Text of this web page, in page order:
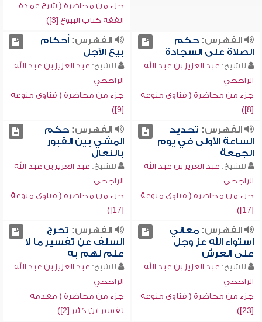
جزء من محاضرة ( شرح عمدة
الفقه كتاب البيوع [3])
الفهرس:حكم
الصلاة على السجادة
للشيخ: عبد العزيز بن عبد الله
الراجحي
جزء من محاضرة ( فتاوى منوعة
[8])
الفهرس:أحكام
بيع الآجل
للشيخ: عبد العزيز بن عبد الله
الراجحي
جزء من محاضرة ( فتاوى منوعة
[9])
الفهرس: تحديد
الساعة الأولى في يوم
الجمعة
للشيخ: عبد العزيز بن عبد الله
الراجحي
جزء من محاضرة ( فتاوى منوعة
[17])
الفهرس:حكم
المشي بين القبور
بالنعال
للشيخ: عبد العزيز بن عبد الله
الراجحي
جزء من محاضرة ( فتاوى منوعة
[17])
الفهرس:معاني
استواء الله عز وجل
على العرش
للشيخ: عبد العزيز بن عبد الله
الراجحي
جزء من محاضرة ( فتاوى منوعة
[23])
الفهرس: تحرج
السلف عن تفسير ما لا
علم لهم به
للشيخ: عبد العزيز بن عبد الله
الراجحي
جزء من محاضرة ( مقدمة
تفسير ابن كثير [2])